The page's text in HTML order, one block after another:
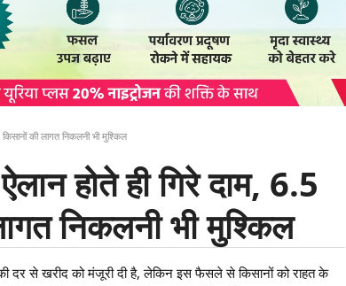
की लागत निकलनी भी मुश्किल
होते ही गिरे दाम, 6.5
निकलनी भी मुश्किल
दर से खरीद को मंजूरी दी है, लेकिन इस फैसले से किसानों को राहत के